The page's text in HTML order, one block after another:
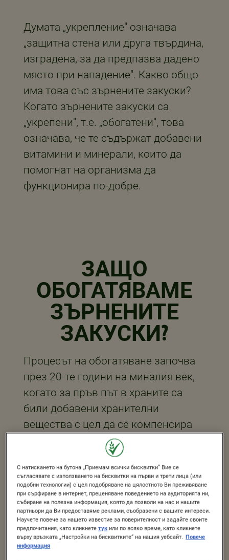
Думата „укрепление" означава
„защитна стена или друга твърдина,
изградена, за да предпазва дадено
място при нападение". Какво общо
има това със зърнените закуски?
Когато зърнените закуски са
„укрепени", т.е. „обогатени", това
означава, че те съдържат добавени
витамини и минерали, които да
помогнат на организма да
функционира по-добре.
ЗАЩО
ОБОГАТЯВАМЕ
ЗЪРНЕНИТЕ
ЗАКУСКИ?
Процесът на обогатяване започва
през 20-те години на миналия век,
когато за пръв път в храните са
били добавени хранителни
вещества с цел да се компенсира
липсата на витамини и минерали в
храненето на хората. В наши дни,
ако се храним балансирано, е по-
лесно да постигнем
препоръчителния прием на
хранителни вещества. Купичката ви
зърнена закуска сутрин може да
помогне на семейството ви да
С натискането на бутона „Приемам всички бисквитки“ Вие се
съгласявате с използването на бисквитки на първи и трети лица (или
подобни технологии) с цел подобряване на цялостното Ви преживяване
при сърфиране в интернет, преценяване поведението на аудиторията ни,
събиране на полезна информация, която да позволи на нас и нашите
партньори да Ви предоставяме реклами, съобразени с вашите интереси.
Научете повече за нашето известие за поверителност и задайте своите
предпочитания, като кликнететук или по всяко време, като кликнете
върху връзката „Настройки на бисквитките“ на нашия уебсайт. Повече
информация